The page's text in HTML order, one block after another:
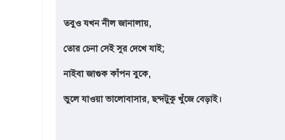
তবুও যখন নীল জানালায়,
তোর চেনা সেই সুর দেখে যাই;
নাইবা জাগুক কাঁপন বুকে,
ভুলে যাওয়া ভালোবাসার, ছন্দটুকু খুঁজে বেড়াই।